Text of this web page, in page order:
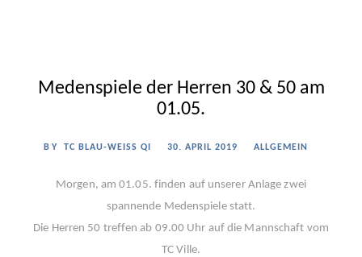
Medenspiele der Herren 30 & 50 am
01.05.
BY TC BLAU-WEISS QI 30. APRIL 2019 ALLGEMEIN
Morgen, am 01.05. finden auf unserer Anlage zwei
spannende Medenspiele statt.
Die Herren 50 treffen ab 09.00 Uhr auf die Mannschaft vom
TC Ville.